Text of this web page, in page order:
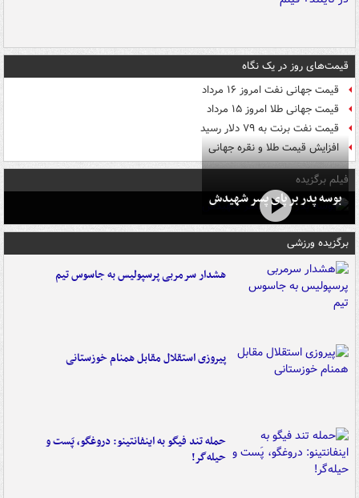
قیمت‌های روز در یک نگاه
قیمت جهانی نفت امروز ۱۶ مرداد
قیمت جهانی طلا امروز ۱۵ مرداد
قیمت نفت برنت به ۷۹ دلار رسید
افزایش قیمت طلا و نقره جهانی
فیلم برگزیده
بوسه‌ پدر بر پای پسر شهیدش
برگزیده ورزشی
هشدار سرمربی پرسپولیس به جاسوس تیم
پیروزی استقلال مقابل همنام خوزستانی
حمله تند فیگو به اینفانتینو: دروغگو، پَست‌ و
حیله‌گر!